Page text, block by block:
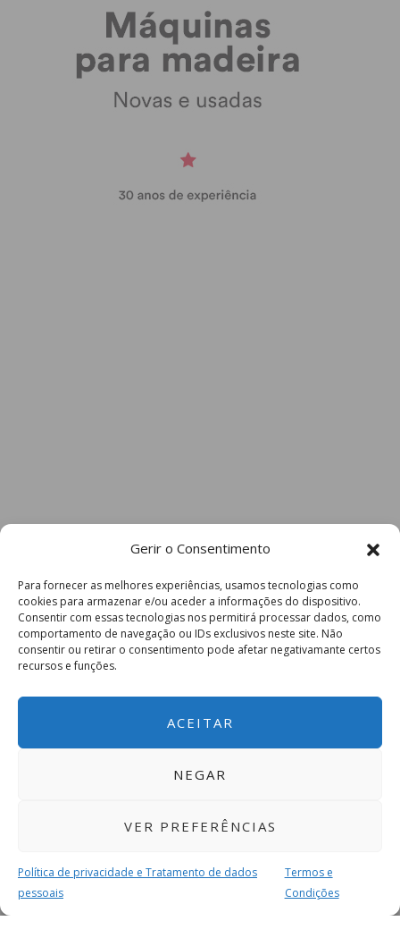
Gerir o Consentimento
Para fornecer as melhores experiências, usamos tecnologias como
cookies para armazenar e/ou aceder a informações do dispositivo.
Consentir com essas tecnologias nos permitirá processar dados, como
comportamento de navegação ou IDs exclusivos neste site. Não
consentir ou retirar o consentimento pode afetar negativamante certos
recursos e funções.
ACEITAR
NEGAR
VER PREFERÊNCIAS
Política de privacidade e Tratamento de dados
pessoais
Termos e
Condições